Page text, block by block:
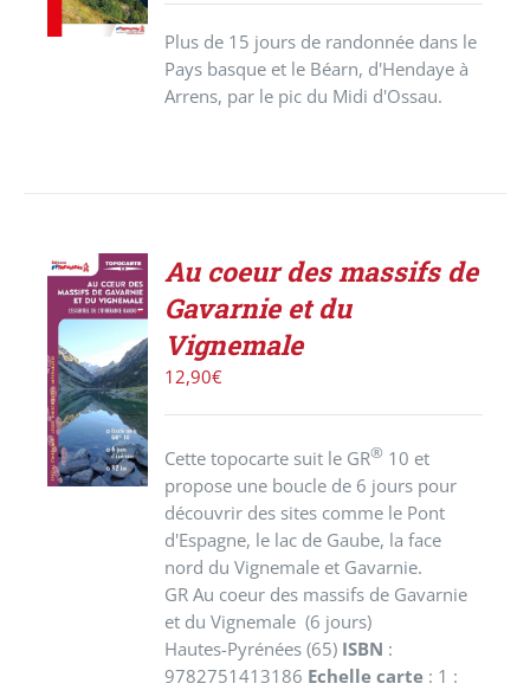
DÉTAILS
Plus de 15 jours de randonnée dans le
Pays basque et le Béarn, d'Hendaye à
Arrens, par le pic du Midi d'Ossau.
AJOUTER
AU
PANIER
/
DÉTAILS
Au coeur des massifs de
Gavarnie et du
Vignemale
12,90€
Cette topocarte suit le GR® 10 et
propose une boucle de 6 jours pour
découvrir des sites comme le Pont
d'Espagne, le lac de Gaube, la face
nord du Vignemale et Gavarnie.
GR Au coeur des massifs de Gavarnie
et du Vignemale (6 jours)
Hautes-Pyrénées (65) ISBN :
9782751413186 Echelle carte : 1 :